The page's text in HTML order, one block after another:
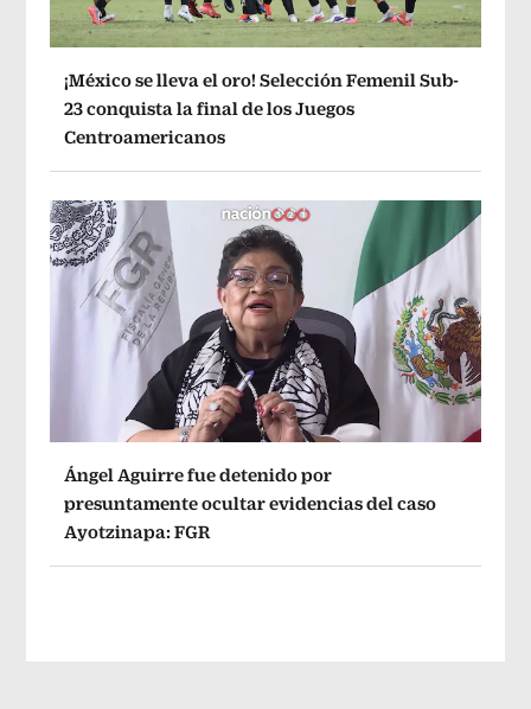
¡México se lleva el oro! Selección Femenil Sub-
23 conquista la final de los Juegos
Centroamericanos
Ángel Aguirre fue detenido por
presuntamente ocultar evidencias del caso
Ayotzinapa: FGR